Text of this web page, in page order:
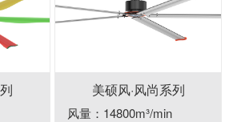
美硕风·风尚系列
风量：14800m³/min